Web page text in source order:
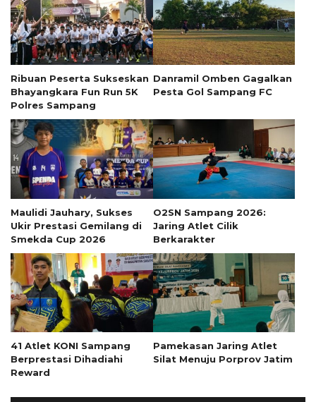
Ribuan Peserta Sukseskan
Bhayangkara Fun Run 5K
Polres Sampang
Danramil Omben Gagalkan
Pesta Gol Sampang FC
Maulidi Jauhary, Sukses
Ukir Prestasi Gemilang di
Smekda Cup 2026
O2SN Sampang 2026:
Jaring Atlet Cilik
Berkarakter
41 Atlet KONI Sampang
Berprestasi Dihadiahi
Reward
Pamekasan Jaring Atlet
Silat Menuju Porprov Jatim